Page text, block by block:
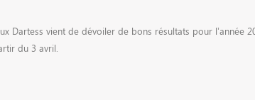
Dartess vient de dévoiler de bons résultats pour l’année
du 3 avril.